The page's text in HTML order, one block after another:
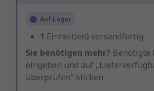
Auf Lager
1 Einheit(en) versandfertig
Sie benötigen mehr? Benötigte
eingeben und auf
überprüfen“ klicken.